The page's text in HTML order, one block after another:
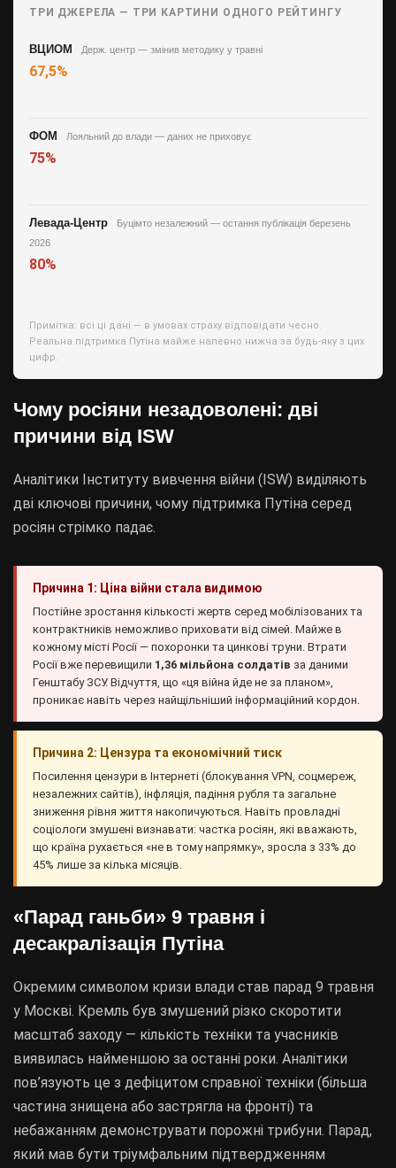
ТРИ ДЖЕРЕЛА — ТРИ КАРТИНИ ОДНОГО РЕЙТИНГУ
ВЦИОМ Держ. центр — змінив методику у травні
67,5%
ФОМ Лояльний до влади — даних не приховує
75%
Левада-Центр
Буцімто незалежний — остання публікація березень
2026
80%
Примітка: всі ці дані — в умовах страху відповідати чесно.
Реальна підтримка Путіна майже напевно нижча за будь-яку з цих
цифр.
Чому росіяни незадоволені: дві
причини від ISW
Аналітики Інституту вивчення війни (ISW) виділяють
дві ключові причини, чому підтримка Путіна серед
росіян стрімко падає.
Причина 1: Ціна війни стала видимою
Постійне зростання кількості жертв серед мобілізованих та
контрактників неможливо приховати від сімей. Майже в
кожному місті Росії — похоронки та цинкові труни. Втрати
Росії вже перевищили 1,36 мільйона солдатів за даними
Генштабу ЗСУ. Відчуття, що «ця війна йде не за планом»,
проникає навіть через найщільніший інформаційний кордон.
Причина 2: Цензура та економічний тиск
Посилення цензури в Інтернеті (блокування VPN, соцмереж,
незалежних сайтів), інфляція, падіння рубля та загальне
зниження рівня життя накопичуються. Навіть провладні
соціологи змушені визнавати: частка росіян, які вважають,
що країна рухається «не в тому напрямку», зросла з 33% до
45% лише за кілька місяців.
«Парад ганьби» 9 травня і
десакралізація Путіна
Окремим символом кризи влади став парад 9 травня
у Москві. Кремль був змушений різко скоротити
масштаб заходу — кількість техніки та учасників
виявилась найменшою за останні роки. Аналітики
пов’язують це з дефіцитом справної техніки (більша
частина знищена або застрягла на фронті) та
небажанням демонструвати порожні трибуни. Парад,
який мав бути тріумфальним підтвердженням